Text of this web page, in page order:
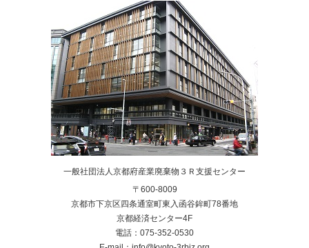
一般社団法人京都府産業廃棄物３Ｒ支援センター
〒600-8009
京都市下京区四条通室町東入函谷鉾町78番地
京都経済センター4F
電話：075-352-0530